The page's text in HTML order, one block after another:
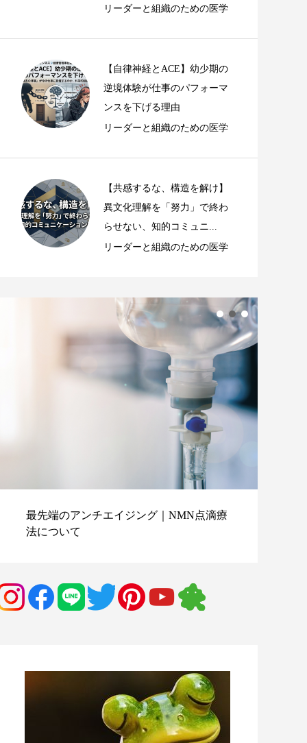
リーダーと組織のための医学
【自律神経とACE】幼少期の
逆境体験が仕事のパフォーマ
ンスを下げる理由
リーダーと組織のための医学
【共感するな、構造を解け】
異文化理解を「努力」で終わ
らせない、知的コミュニ...
リーダーと組織のための医学
最先端のアンチエイジング｜NMN点滴療
法について